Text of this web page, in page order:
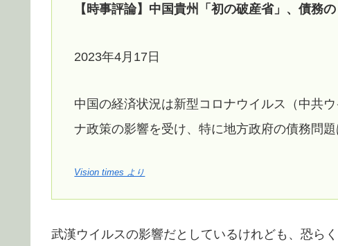
【時事評論】中国貴州「初の破産省」、債務
2023年4月17日
中国の経済状況は新型コロナウイルス（中共
ナ政策の影響を受け、特に地方政府の債務問題
Vision times より
武漢ウイルスの影響だとしているけれども、恐らく